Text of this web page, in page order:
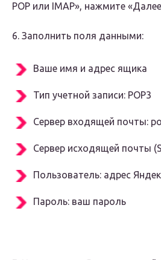
POP или IMAP», нажмите
6. Заполнить поля данными:
Ваше имя и адрес ящика
Тип учетной записи: POP3
Сервер входящей почты:
Сервер исходящей почты
Пользователь: адрес
Пароль: ваш пароль